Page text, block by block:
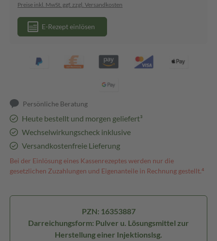
Preise inkl. MwSt. ggf. zzgl. Versandkosten
E-Rezept einlösen
Persönliche Beratung
Heute bestellt und morgen geliefert³
Wechselwirkungscheck inklusive
Versandkostenfreie Lieferung
Bei der Einlösung eines Kassenrezeptes werden nur die
gesetzlichen Zuzahlungen und Eigenanteile in Rechnung gestellt.⁴
PZN: 16353887
Darreichungsform: Pulver u. Lösungsmittel zur
Herstellung einer Injektionslsg.